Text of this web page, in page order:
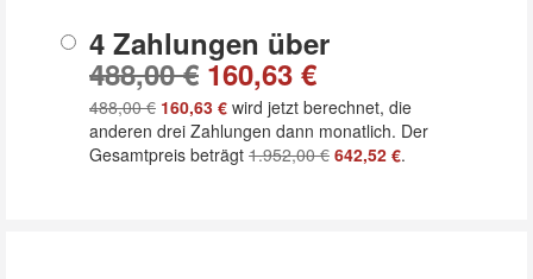
4 Zahlungen über
488,00 € 160,63 €
488,00 € 160,63 € wird jetzt berechnet, die
anderen drei Zahlungen dann monatlich. Der
Gesamtpreis beträgt 1.952,00 € 642,52 €.